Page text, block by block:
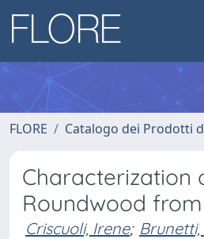
FLORE Catalogo dei Prodotti
Characterization
Roundwood
Criscuoli, Irene;